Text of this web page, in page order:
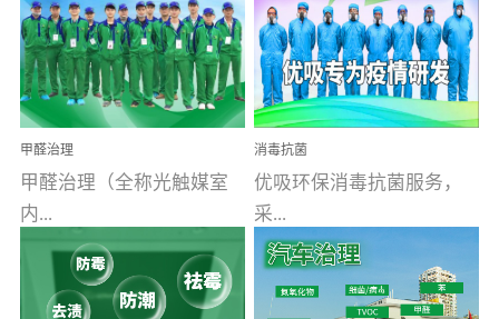
甲醛治理
甲醛治理（全称光触媒室
内...
空气污染净化治理）工业
消毒抗菌
优吸环保消毒抗菌服务，
采...
用行业公认奥维牌消毒